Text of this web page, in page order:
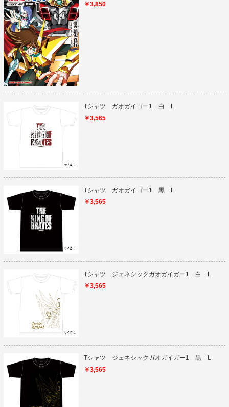
￥3,850
Tシャツ ガオガイゴー1 白 L
￥3,565
Tシャツ ガオガイゴー1 黒 L
￥3,565
Tシャツ ジェネシックガオガイガー1 白 L
￥3,565
Tシャツ ジェネシックガオガイガー1 黒 L
￥3,565